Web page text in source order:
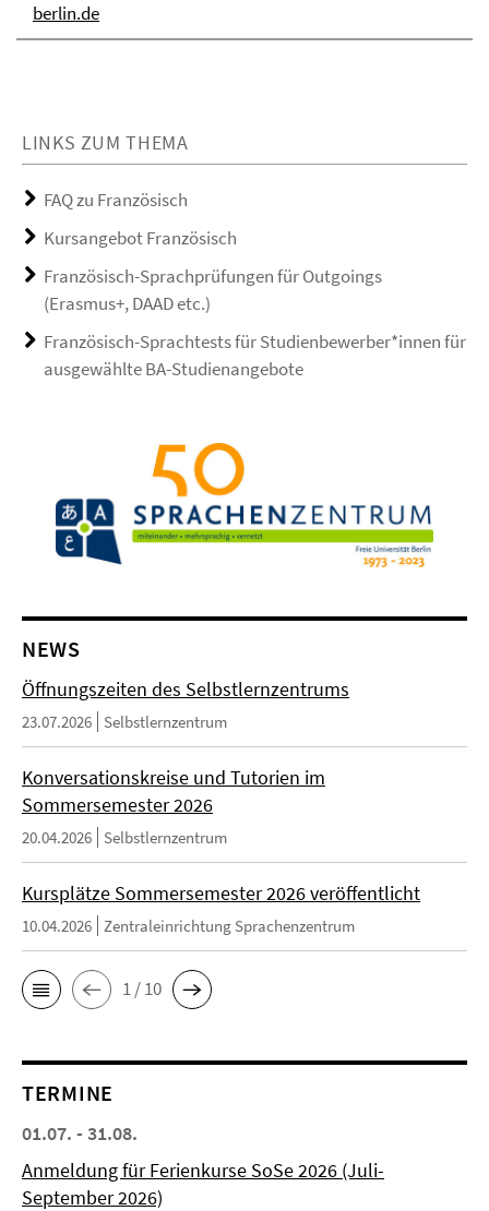
berlin.de
LINKS ZUM THEMA
FAQ zu Französisch
Kursangebot Französisch
Französisch-Sprachprüfungen für Outgoings
(Erasmus+, DAAD etc.)
Französisch-Sprachtests für Studienbewerber*innen für
ausgewählte BA-Studienangebote
NEWS
Öffnungszeiten des Selbstlernzentrums
23.07.2026 Selbstlernzentrum
Konversationskreise und Tutorien im
Sommersemester 2026
20.04.2026 Selbstlernzentrum
Kursplätze Sommersemester 2026 veröffentlicht
10.04.2026 Zentraleinrichtung Sprachenzentrum
1 / 10
TERMINE
01.07. - 31.08.
Anmeldung für Ferienkurse SoSe 2026 (Juli-
September 2026)